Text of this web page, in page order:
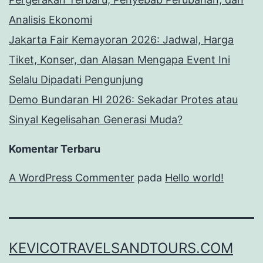
Analisis Ekonomi
Jakarta Fair Kemayoran 2026: Jadwal, Harga
Tiket, Konser, dan Alasan Mengapa Event Ini
Selalu Dipadati Pengunjung
Demo Bundaran HI 2026: Sekadar Protes atau
Sinyal Kegelisahan Generasi Muda?
Komentar Terbaru
A WordPress Commenter pada Hello world!
KEVICOTRAVELSANDTOURS.COM